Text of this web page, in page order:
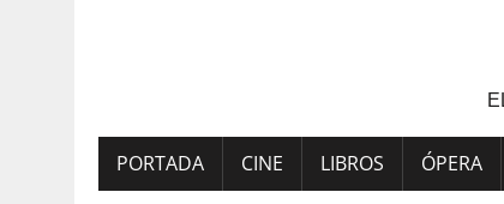
PORTADA CINE LIBROS ÓPERA